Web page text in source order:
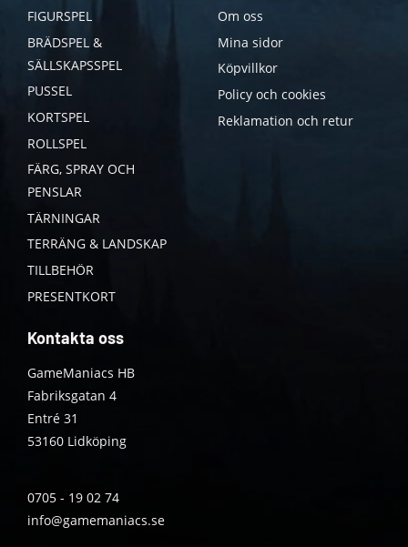
FIGURSPEL
BRÄDSPEL &
SÄLLSKAPSSPEL
PUSSEL
KORTSPEL
ROLLSPEL
FÄRG, SPRAY OCH
PENSLAR
TÄRNINGAR
TERRÄNG & LANDSKAP
TILLBEHÖR
PRESENTKORT
Om oss
Mina sidor
Köpvillkor
Policy och cookies
Reklamation och retur
Kontakta oss
GameManiacs HB
Fabriksgatan 4
Entré 31
53160 Lidköping
0705 - 19 02 74
info@gamemaniacs.se